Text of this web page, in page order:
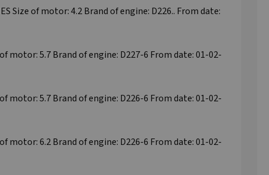
Size of motor: 4.2 Brand of engine: D226.. From date:
motor: 5.7 Brand of engine: D227-6 From date: 01-02-
motor: 5.7 Brand of engine: D226-6 From date: 01-02-
motor: 6.2 Brand of engine: D226-6 From date: 01-02-